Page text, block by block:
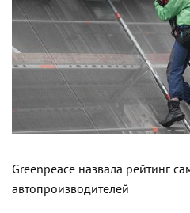
Greenpeace назвала рейтинг
автопроизводителей